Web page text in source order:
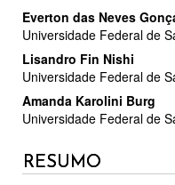
ARTIGOS
DO
ARTIGO
PRINCIPAL
Everton das Neves
Universidade Federal de
Lisandro Fin Nishi
Universidade Federal de
Amanda Karolini Burg
Universidade Federal de
RESUMO